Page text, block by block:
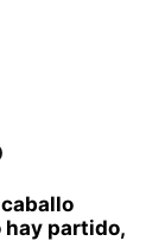
hay partido,